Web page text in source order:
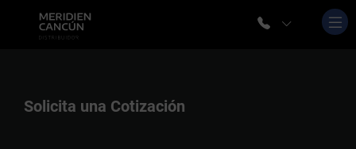
Solicita una Cotización